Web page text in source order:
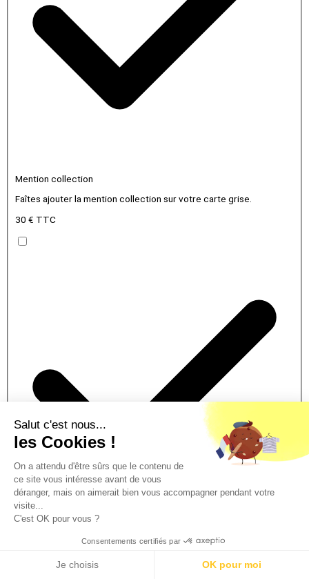
Mention collection
Faîtes ajouter la mention collection sur votre carte grise.
30 € TTC
Traitement prioritaire
Traitement de votre dossier en 2h.
Salut c'est nous...
les Cookies !
On a attendu d'être sûrs que le contenu de
ce site vous intéresse avant de vous
déranger, mais on aimerait bien vous accompagner pendant votre
visite...
C'est OK pour vous ?
Consentements certifiés par
Je choisis OK pour moi